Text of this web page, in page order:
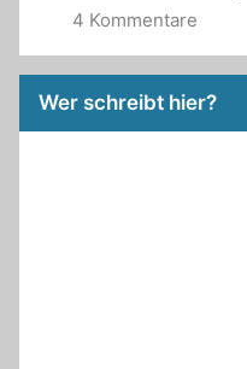
4 Kommentare
Wer schreibt hier?